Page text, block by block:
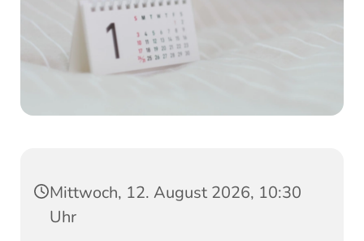
Mittwoch, 12. August 2026, 10:30
Uhr